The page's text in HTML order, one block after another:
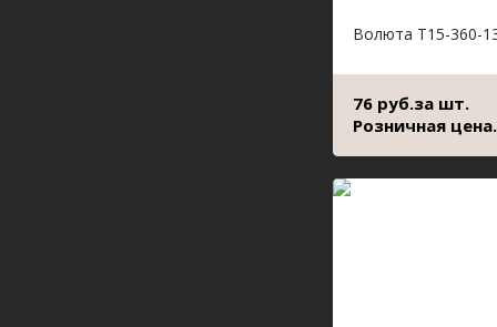
Волюта Т15-360-
76 руб.за шт.
Розничная цена.